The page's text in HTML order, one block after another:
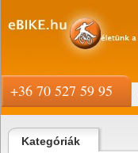
Kategóriák
+36 70 527 59 95